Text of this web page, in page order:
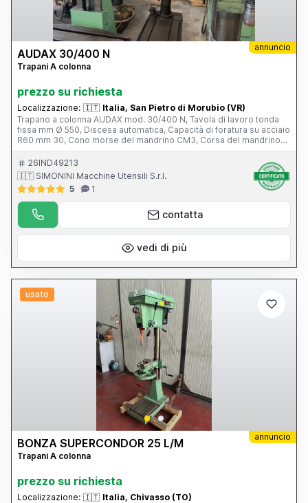
annuncio
AUDAX 30/400 N
Trapani A colonna
prezzo su richiesta
Localizzazione: 🇮🇹 Italia, San Pietro di Morubio (VR)
Trapano a colonna AUDAX mod. 30/400 N, Tavola di lavoro tonda
fissa mm Ø 550, Discesa automatica, Capacità di foratura su acciaio
R60 mm 30, Cono morse del mandrino CM3, Corsa del mandrino
mm 160, Potenza del motore elettrico a 8/4 poli CV 1,2, N. delle
velocità di rotazione del mandrino Nr. 10, Velocità del mandrino con
motore a 50 Hz Giri/1’ 20-170, 240-290, 340-460, 580-750, 920-
1500, Per la sola esecuzione MG, Morsa larghezza delle ganasce
mm 125, Morsa apertura massima mm 160, Peso netto Kg 300,
Potenza elettropompa CV 0,08, Peso netto con elettropompa Kg
320
26IND49213
🇮🇹 SIMONINI Macchine Utensili S.r.l.
5
1
contatta
vedi di più
usato
annuncio
BONZA SUPERCONDOR 25 L/M
Trapani A colonna
prezzo su richiesta
Localizzazione: 🇮🇹 Italia, Chivasso (TO)